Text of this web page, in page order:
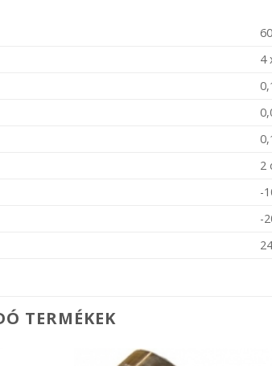
4
2
-
-
TERMÉKEK